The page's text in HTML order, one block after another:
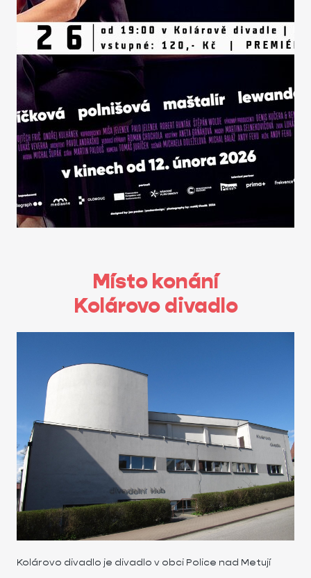
Místo konání
Kolárovo divadlo
Kolárovo divadlo je divadlo v obci Police nad Metují